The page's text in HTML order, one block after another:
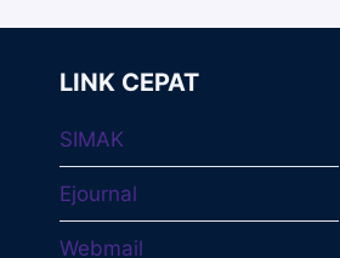
LINK CEPAT
SIMAK
Ejournal
Webmail